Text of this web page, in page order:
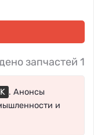
запчастей 1
. Анонсы
и